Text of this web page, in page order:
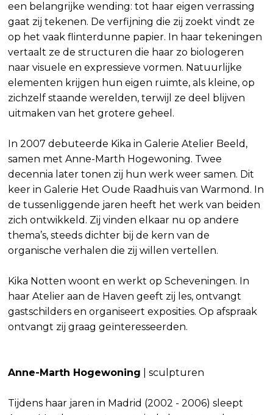
een belangrijke wending: tot haar eigen verrassing
gaat zij tekenen. De verfijning die zij zoekt vindt ze
op het vaak flinterdunne papier. In haar tekeningen
vertaalt ze de structuren die haar zo biologeren
naar visuele en expressieve vormen. Natuurlijke
elementen krijgen hun eigen ruimte, als kleine, op
zichzelf staande werelden, terwijl ze deel blijven
uitmaken van het grotere geheel.
In 2007 debuteerde Kika in Galerie Atelier Beeld,
samen met Anne-Marth Hogewoning. Twee
decennia later tonen zij hun werk weer samen. Dit
keer in Galerie Het Oude Raadhuis van Warmond. In
de tussenliggende jaren heeft het werk van beiden
zich ontwikkeld. Zij vinden elkaar nu op andere
thema’s, steeds dichter bij de kern van de
organische verhalen die zij willen vertellen.
Kika Notten woont en werkt op Scheveningen. In
haar Atelier aan de Haven geeft zij les, ontvangt
gastschilders en organiseert exposities. Op afspraak
ontvangt zij graag geïnteresseerden.
Anne-Marth Hogewoning | sculpturen
Tijdens haar jaren in Madrid (2002 - 2006) sleept